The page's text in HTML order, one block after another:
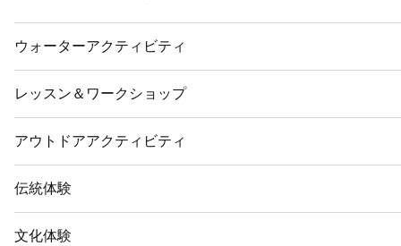
ウォーターアクティビティ
レッスン＆ワークショップ
アウトドアアクティビティ
伝統体験
文化体験